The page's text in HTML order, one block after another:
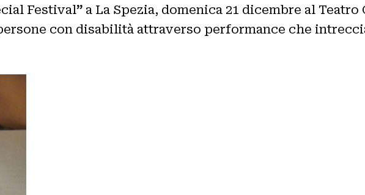
Festival” a La Spezia, domenica 21 dicembre al
con disabilità attraverso performance che